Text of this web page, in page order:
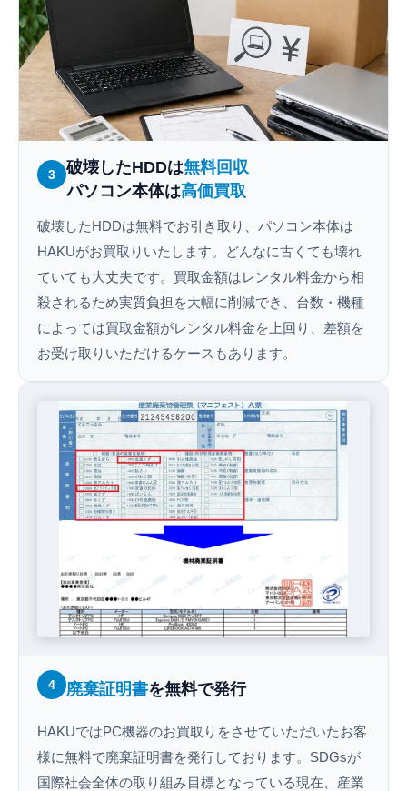
3 破壊したHDDは無料回収
パソコン本体は高価買取
破壊したHDDは無料でお引き取り、パソコン本体は
HAKUがお買取りいたします。どんなに古くても壊れ
ていても大丈夫です。買取金額はレンタル料金から相
殺されるため実質負担を大幅に削減でき、台数・機種
によっては買取金額がレンタル料金を上回り、差額を
お受け取りいただけるケースもあります。
4 廃棄証明書を無料で発行
HAKUではPC機器のお買取りをさせていただいたお客
様に無料で廃棄証明書を発行しております。SDGsが
国際社会全体の取り組み目標となっている現在、産業